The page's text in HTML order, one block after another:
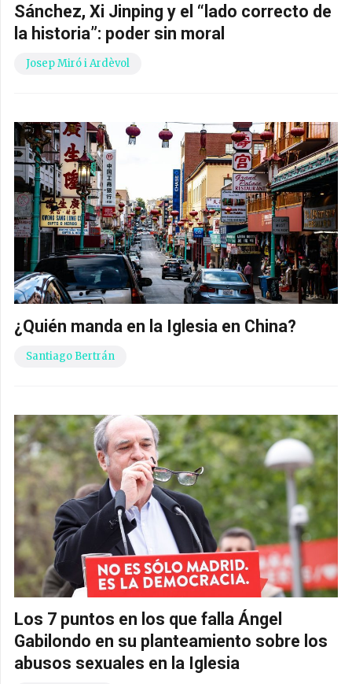
Sánchez, Xi Jinping y el “lado correcto de
la historia”: poder sin moral
Josep Miró i Ardèvol
¿Quién manda en la Iglesia en China?
Santiago Bertrán
Los 7 puntos en los que falla Ángel
Gabilondo en su planteamiento sobre los
abusos sexuales en la Iglesia